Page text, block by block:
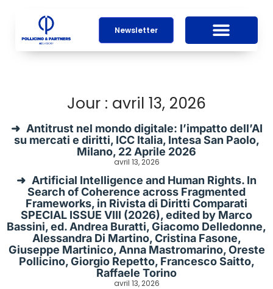
Newsletter
Jour : avril 13, 2026
Antitrust nel mondo digitale: l’impatto dell’AI
su mercati e diritti, ICC Italia, Intesa San Paolo,
Milano, 22 Aprile 2026
avril 13, 2026
Artificial Intelligence and Human Rights. In
Search of Coherence across Fragmented
Frameworks, in Rivista di Diritti Comparati
SPECIAL ISSUE VIII (2026), edited by Marco
Bassini, ed. Andrea Buratti, Giacomo Delledonne,
Alessandra Di Martino, Cristina Fasone,
Giuseppe Martinico, Anna Mastromarino, Oreste
Pollicino, Giorgio Repetto, Francesco Saitto,
Raffaele Torino
avril 13, 2026